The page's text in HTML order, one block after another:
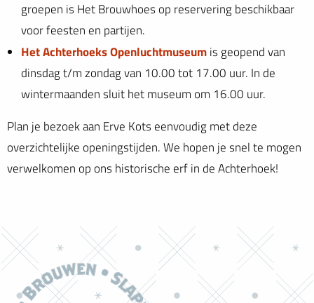
groepen is Het Brouwhoes op reservering beschikbaar
voor feesten en partijen.
Het Achterhoeks Openluchtmuseum is geopend van
dinsdag t/m zondag van 10.00 tot 17.00 uur. In de
wintermaanden sluit het museum om 16.00 uur.
Plan je bezoek aan Erve Kots eenvoudig met deze
overzichtelijke openingstijden. We hopen je snel te mogen
verwelkomen op ons historische erf in de Achterhoek!